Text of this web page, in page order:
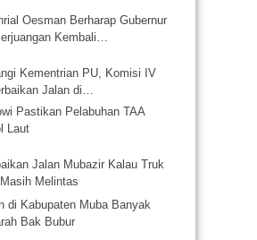
Oesman Berharap Gubernur
Kembali…
Kementrian PU, Komisi IV
Jalan di…
Pastikan Pelabuhan TAA
Laut
Jalan Mubazir Kalau Truk
Melintas
di Kabupaten Muba Banyak
Bak Bubur